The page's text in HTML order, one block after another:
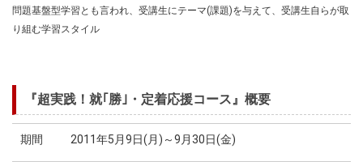
問題基盤型学習とも言われ、受講生にテーマ(課題)を与えて、受講生自らが取
り組む学習スタイル
『超実践！就｢勝｣・定着応援コース』概要
期間 2011年5月9日(月)～9月30日(金)